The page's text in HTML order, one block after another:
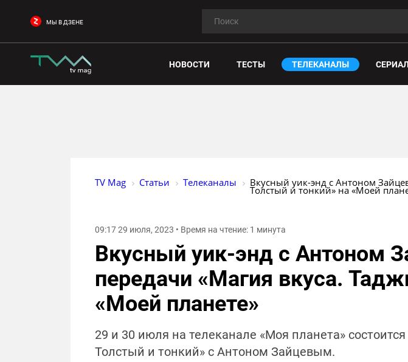
МЫ В ДЗЕНЕ
НОВОСТИ ТЕСТЫ ТЕЛЕКАНАЛЫ
TV Mag Статьи Телеканалы Вкусный уик-энд с Антоном
Толстый и тонкий» на «Моей
09:17 29 июля, 2023 • Время на чтение: 1 минута
Вкусный уик-энд с Антоном
передачи «Магия вкуса.
«Моей планете»
29 и 30 июля на телеканале «Моя планета»
Толстый и тонкий» с Антоном Зайцевым.